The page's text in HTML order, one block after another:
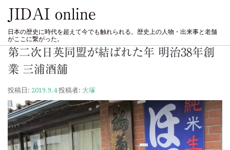
JIDAI online
日本の歴史に時代を超えて今でも触れられる。歴史上の人物・出来事と老舗
がここに繋がった。
第二次日英同盟が結ばれた年 明治38年創
業 三浦酒舗
投稿日: 2019.9.4投稿者: 大塚